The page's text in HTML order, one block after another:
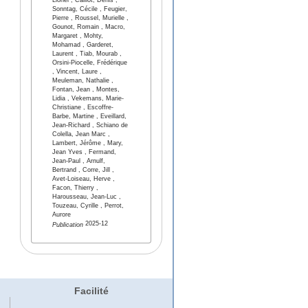
Sonntag, Cécile , Feugier,
Pierre , Roussel, Murielle ,
Gounot, Romain , Macro,
Margaret , Mohty,
Mohamad , Garderet,
Laurent , Tiab, Mourab ,
Orsini-Piocelle, Frédérique
, Vincent, Laure ,
Meuleman, Nathalie ,
Fontan, Jean , Montes,
Lidia , Vekemans, Marie-
Christiane , Escoffre-
Barbe, Martine , Eveillard,
Jean-Richard , Schiano de
Colella, Jean Marc ,
Lambert, Jérôme , Mary,
Jean Yves , Fermand,
Jean-Paul , Arnulf,
Bertrand , Corre, Jill ,
Avet-Loiseau, Herve ,
Facon, Thierry ,
Harousseau, Jean-Luc ,
Touzeau, Cyrille , Perrot,
Aurore
Publication2025-12
Facilité